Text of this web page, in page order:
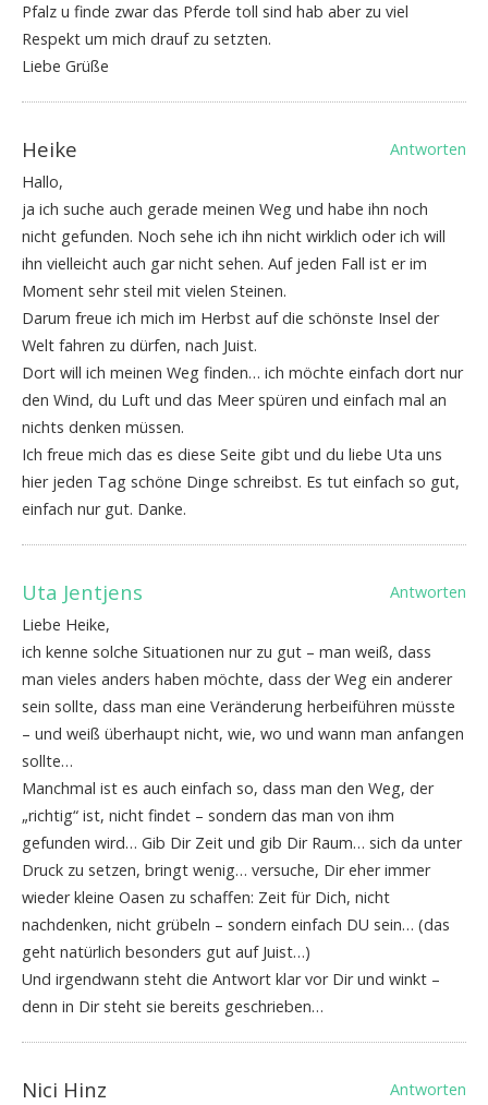
Pfalz u finde zwar das Pferde toll sind hab aber zu viel
Respekt um mich drauf zu setzten.
Liebe Grüße
Heike
Antworten
Hallo,
ja ich suche auch gerade meinen Weg und habe ihn noch
nicht gefunden. Noch sehe ich ihn nicht wirklich oder ich will
ihn vielleicht auch gar nicht sehen. Auf jeden Fall ist er im
Moment sehr steil mit vielen Steinen.
Darum freue ich mich im Herbst auf die schönste Insel der
Welt fahren zu dürfen, nach Juist.
Dort will ich meinen Weg finden… ich möchte einfach dort nur
den Wind, du Luft und das Meer spüren und einfach mal an
nichts denken müssen.
Ich freue mich das es diese Seite gibt und du liebe Uta uns
hier jeden Tag schöne Dinge schreibst. Es tut einfach so gut,
einfach nur gut. Danke.
Uta Jentjens
Antworten
Liebe Heike,
ich kenne solche Situationen nur zu gut – man weiß, dass
man vieles anders haben möchte, dass der Weg ein anderer
sein sollte, dass man eine Veränderung herbeiführen müsste
– und weiß überhaupt nicht, wie, wo und wann man anfangen
sollte…
Manchmal ist es auch einfach so, dass man den Weg, der
„richtig“ ist, nicht findet – sondern das man von ihm
gefunden wird… Gib Dir Zeit und gib Dir Raum… sich da unter
Druck zu setzen, bringt wenig… versuche, Dir eher immer
wieder kleine Oasen zu schaffen: Zeit für Dich, nicht
nachdenken, nicht grübeln – sondern einfach DU sein… (das
geht natürlich besonders gut auf Juist…)
Und irgendwann steht die Antwort klar vor Dir und winkt –
denn in Dir steht sie bereits geschrieben…
Nici Hinz
Antworten